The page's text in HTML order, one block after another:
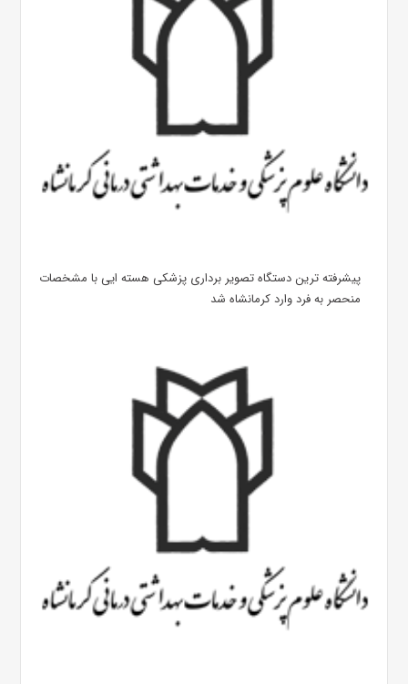
پیشرفته ترین دستگاه تصویر برداری پزشکی هسته ایی با مشخصات
منحصر به فرد وارد کرمانشاه شد